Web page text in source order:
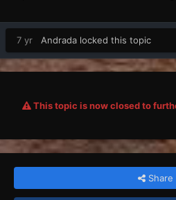
7 yr Andrada locked this topic
This topic is now closed to
Share